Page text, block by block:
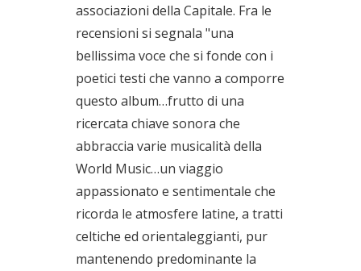
associazioni della Capitale. Fra le
recensioni si segnala "una
bellissima voce che si fonde con i
poetici testi che vanno a comporre
questo album…frutto di una
ricercata chiave sonora che
abbraccia varie musicalità della
World Music…un viaggio
appassionato e sentimentale che
ricorda le atmosfere latine, a tratti
celtiche ed orientaleggianti, pur
mantenendo predominante la